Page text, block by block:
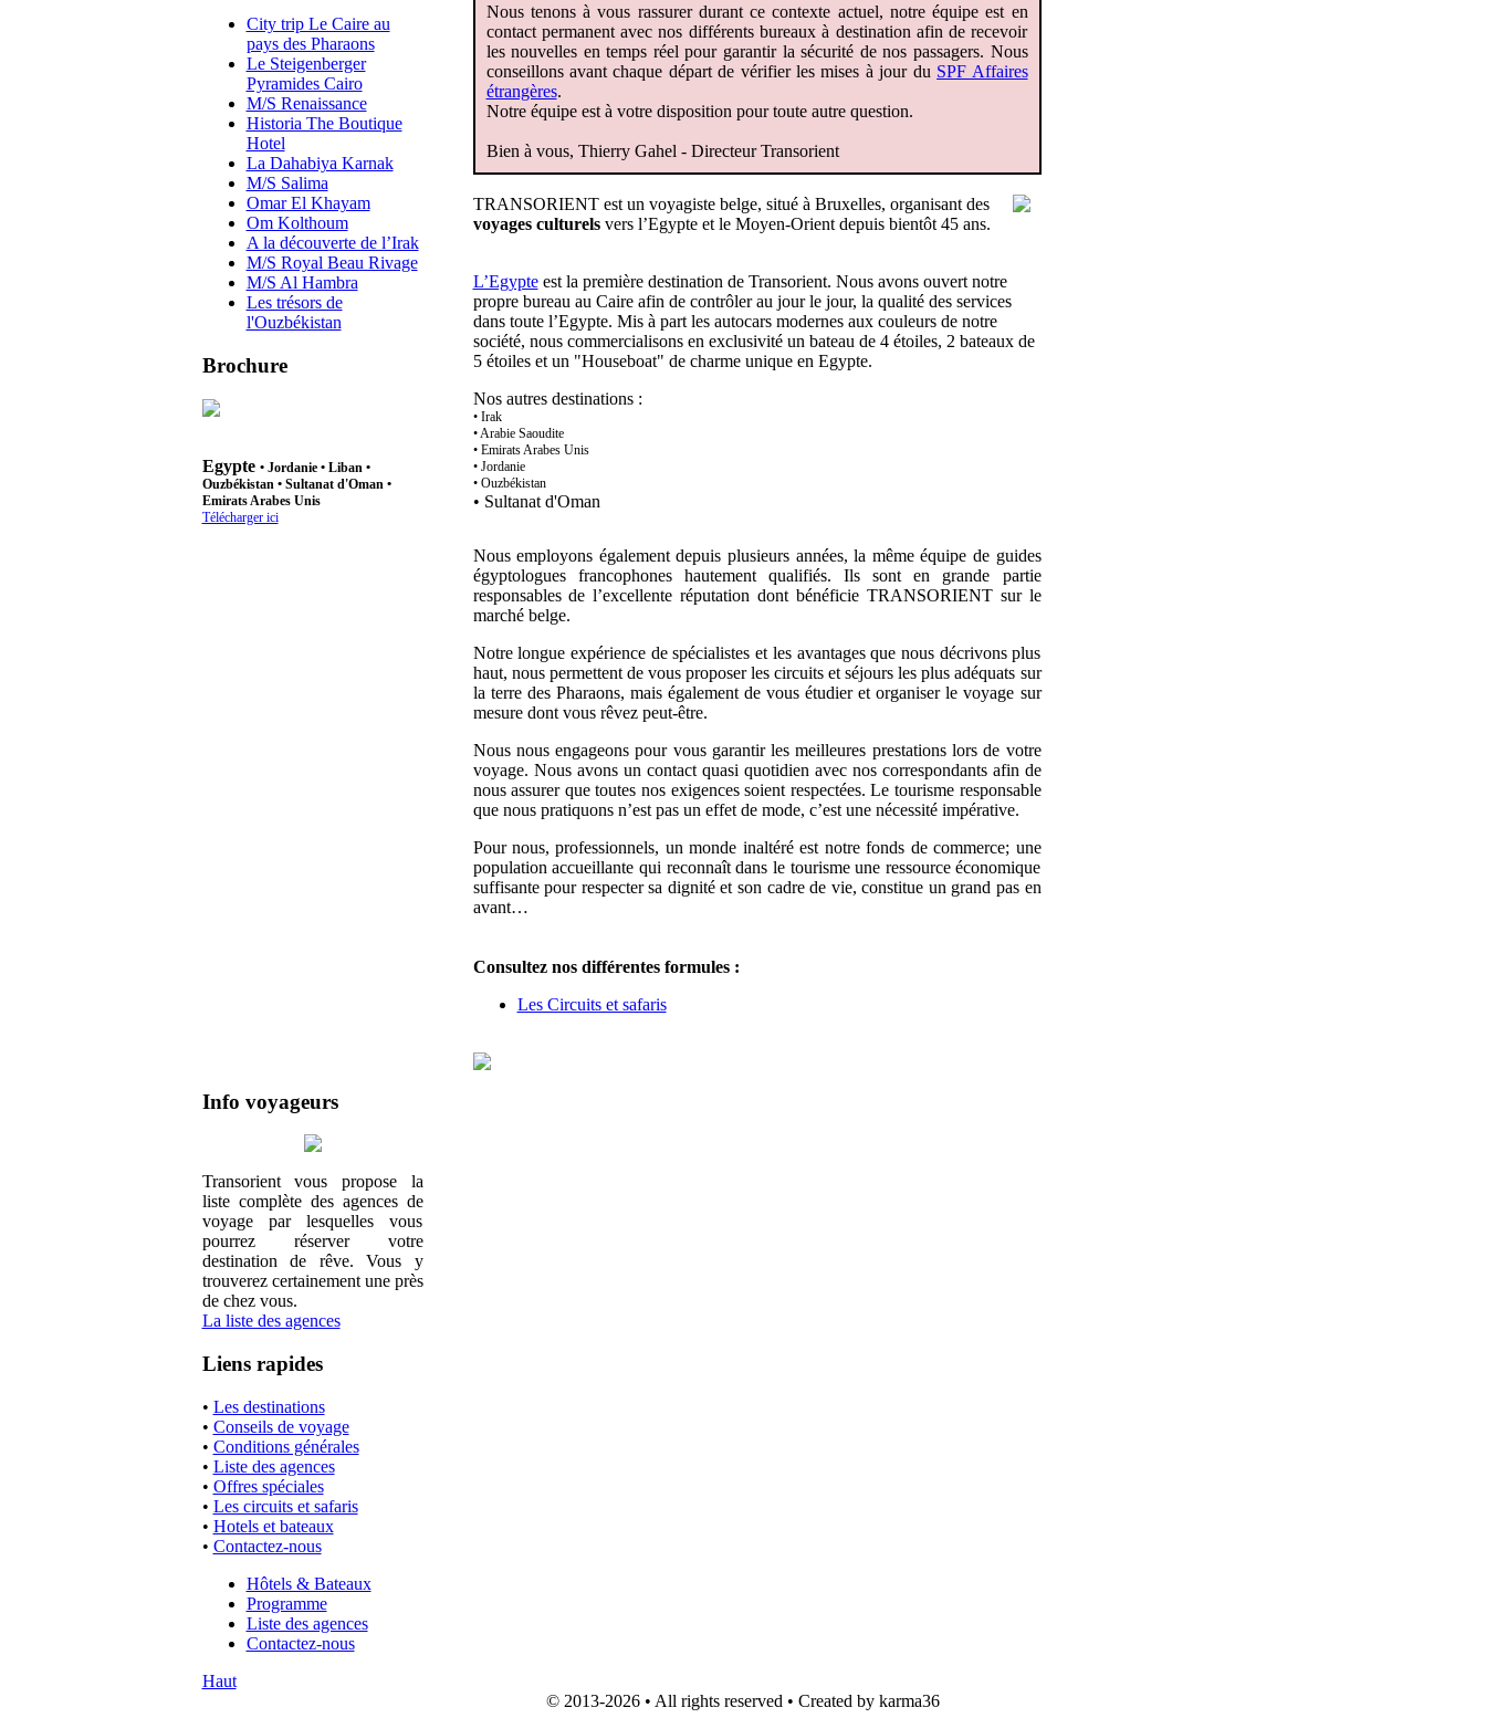
Nous tenons à vous rassurer durant ce contexte actuel, notre équipe est en
contact permanent avec nos différents bureaux à destination afin de recevoir
les nouvelles en temps réel pour garantir la sécurité de nos passagers. Nous
conseillons avant chaque départ de vérifier les mises à jour du SPF Affaires
étrangères.
Notre équipe est à votre disposition pour toute autre question.
Bien à vous, Thierry Gahel - Directeur Transorient
TRANSORIENT est un voyagiste belge, situé à Bruxelles, organisant des
voyages culturelsvers l’Egypte et le Moyen-Orient depuis bientôt 45 ans.
L’Egypteest la première destination de Transorient. Nous avons ouvert notre
propre bureau au Caire afin de contrôler au jour le jour, la qualité des services
dans toute l’Egypte. Mis à part les autocars modernes aux couleurs de notre
société, nous commercialisons en exclusivité un bateau de 4 étoiles, 2 bateaux de
5 étoiles et un "Houseboat" de charme unique en Egypte.
Nos autres destinations :
• Irak
• Arabie Saoudite
• Emirats Arabes Unis
• Jordanie
• Ouzbékistan
• Sultanat d'Oman
Nous employons également depuis plusieurs années, la même équipe de guides
égyptologues francophones hautement qualifiés. Ils sont en grande partie
responsables de l’excellente réputation dont bénéficie TRANSORIENT sur le
marché belge.
Notre longue expérience de spécialistes et les avantages que nous décrivons plus
haut, nous permettent de vous proposer les circuits et séjours les plus adéquats sur
la terre des Pharaons, mais également de vous étudier et organiser le voyage sur
mesure dont vous rêvez peut-être.
Nous nous engageons pour vous garantir les meilleures prestations lors de votre
voyage. Nous avons un contact quasi quotidien avec nos correspondants afin de
nous assurer que toutes nos exigences soient respectées. Le tourisme responsable
que nous pratiquons n’est pas un effet de mode, c’est une nécessité impérative.
Pour nous, professionnels, un monde inaltéré est notre fonds de commerce; une
population accueillante qui reconnaît dans le tourisme une ressource économique
suffisante pour respecter sa dignité et son cadre de vie, constitue un grand pas en
avant…
Consultez nos différentes formules :
Les Circuits et safaris
City trip Le Caire au
pays des Pharaons
Le Steigenberger
Pyramides Cairo
M/S Renaissance
Historia The Boutique
Hotel
La Dahabiya Karnak
M/S Salima
Omar El Khayam
Om Kolthoum
A la découverte de l’Irak
M/S Royal Beau Rivage
M/S Al Hambra
Les trésors de
l'Ouzbékistan
Brochure
Egypte • Jordanie • Liban •
Ouzbékistan • Sultanat d'Oman •
Emirats Arabes Unis
Télécharger ici
Info voyageurs
Transorient vous propose la
liste complète des agences de
voyage par lesquelles vous
pourrez réserver votre
destination de rêve. Vous y
trouverez certainement une près
de chez vous.
La liste des agences
Liens rapides
• Les destinations
• Conseils de voyage
• Conditions générales
• Liste des agences
• Offres spéciales
• Les circuits et safaris
• Hotels et bateaux
• Contactez-nous
Hôtels & Bateaux
Programme
Liste des agences
Contactez-nous
Haut
© 2013-2026 • All rights reserved • Created by karma36